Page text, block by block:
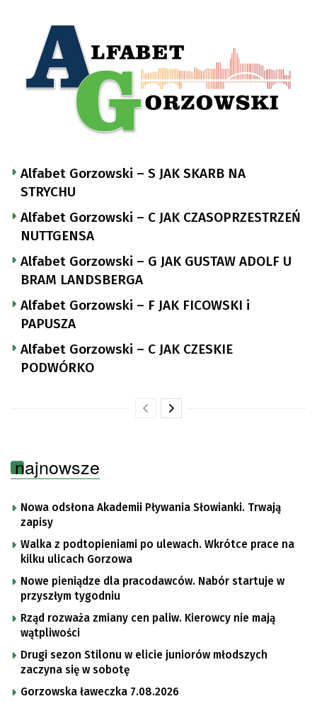
Alfabet Gorzowski – S JAK SKARB NA
STRYCHU
Alfabet Gorzowski – C JAK CZASOPRZESTRZEŃ
NUTTGENSA
Alfabet Gorzowski – G JAK GUSTAW ADOLF U
BRAM LANDSBERGA
Alfabet Gorzowski – F JAK FICOWSKI i
PAPUSZA
Alfabet Gorzowski – C JAK CZESKIE
PODWÓRKO
najnowsze
Nowa odsłona Akademii Pływania Słowianki. Trwają
zapisy
Walka z podtopieniami po ulewach. Wkrótce prace na
kilku ulicach Gorzowa
Nowe pieniądze dla pracodawców. Nabór startuje w
przyszłym tygodniu
Rząd rozważa zmiany cen paliw. Kierowcy nie mają
wątpliwości
Drugi sezon Stilonu w elicie juniorów młodszych
zaczyna się w sobotę
Gorzowska ławeczka 7.08.2026